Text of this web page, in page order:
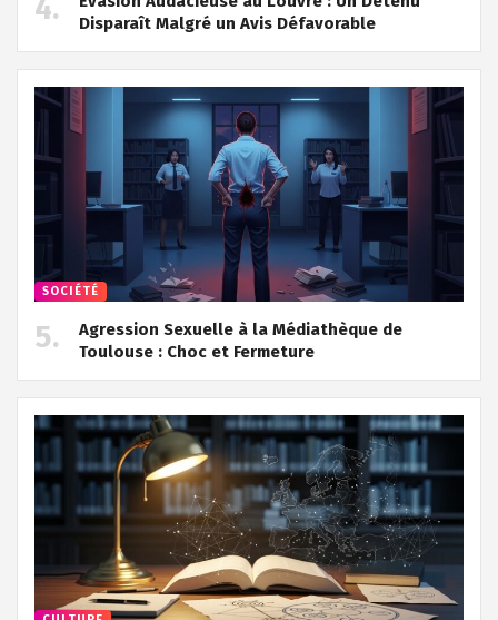
Disparaît Malgré un Avis Défavorable
SOCIÉTÉ
Agression Sexuelle à la Médiathèque de
Toulouse : Choc et Fermeture